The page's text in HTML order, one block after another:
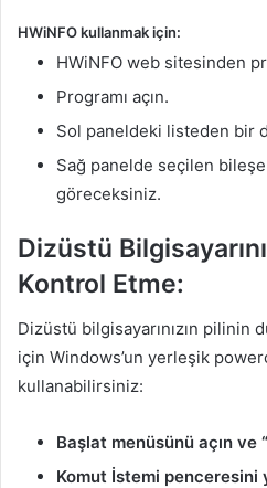
HWiNFO kullanmak için:
HWiNFO web sitesinden
Programı açın.
Sol paneldeki listeden bir
Sağ panelde seçilen
göreceksiniz.
Dizüstü
Kontrol Etme:
Dizüstü bilgisayarınızın pilinin
için Windows’un yerleşik
kullanabilirsiniz:
Başlat menüsünü açın ve
Komut İstemi penceresini